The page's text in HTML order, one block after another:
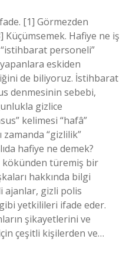
[1] Görmezden
Küçümsemek. Hafiye ne iş
personeli”
eskiden
de biliyoruz. İstihbarat
denmesinin sebebi,
gizlice
kelimesi “hafâ”
“gizlilik”
hafiye ne demek?
kökünden türemiş bir
hakkında bilgi
ajanlar, gizli polis
yetkilileri ifade eder.
şikayetlerini ve
çeşitli kişilerden ve…